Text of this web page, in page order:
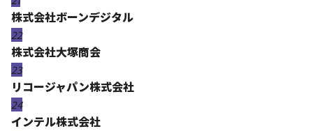
株式会社ボーンデジタル
22
株式会社大塚商会
23
リコージャパン株式会社
24
インテル株式会社